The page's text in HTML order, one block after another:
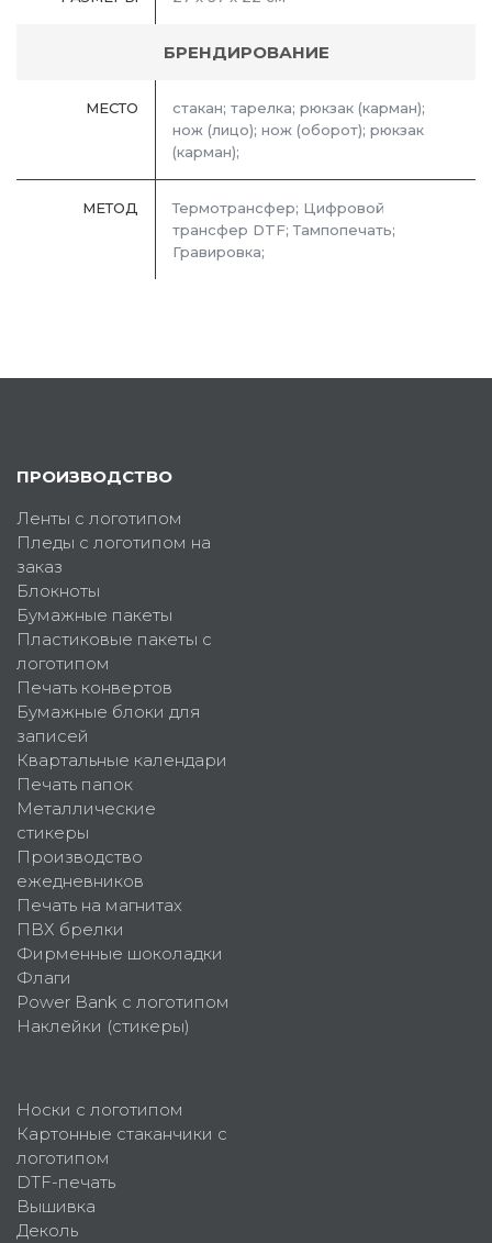
БРЕНДИРОВАНИЕ
МЕСТО
стакан; тарелка; рюкзак (карман);
нож (лицо); нож (оборот); рюкзак
(карман);
МЕТОД
Термотрансфер; Цифровой
трансфер DTF; Тампопечать;
Гравировка;
ПРОИЗВОДСТВО
Ленты с логотипом
Пледы с логотипом на
заказ
Блокноты
Бумажные пакеты
Пластиковые пакеты с
логотипом
Печать конвертов
Бумажные блоки для
записей
Квартальные календари
Печать папок
Металлические
стикеры
Производство
ежедневников
Печать на магнитах
ПВХ брелки
Фирменные шоколадки
Флаги
Power Bank с логотипом
Наклейки (стикеры)
Носки с логотипом
Картонные стаканчики с
логотипом
DTF-печать
Вышивка
Деколь